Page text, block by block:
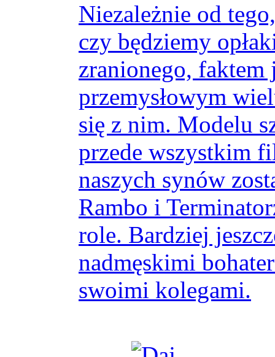
Niezależnie od
czy będziemy
zranionego, faktem
przemysłowym
się z nim. Modelu
przede wszystkim
naszych synów
Rambo i
role. Bardziej
nadmęskimi
swoimi kolegami.